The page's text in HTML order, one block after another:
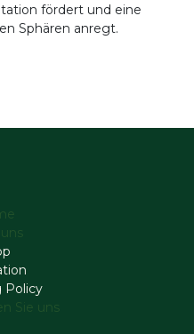
fördert und eine
Sphären anregt.
Policy
Sie uns